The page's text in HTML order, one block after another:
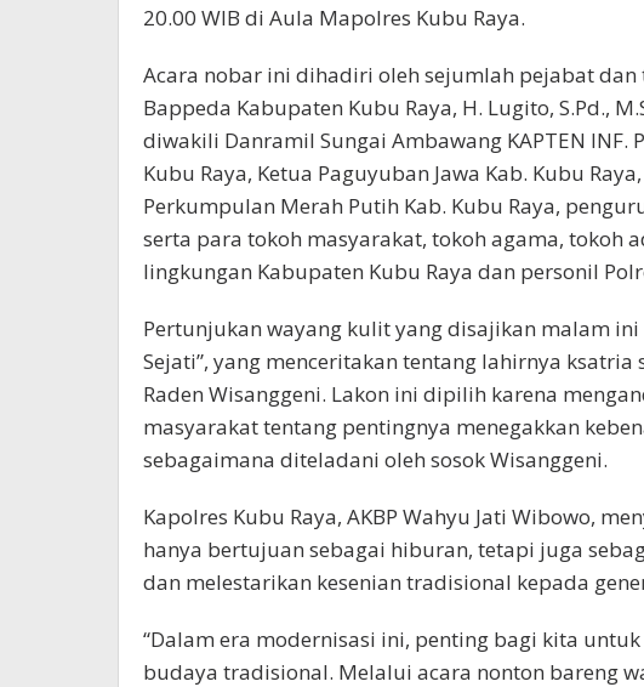
20.00 WIB di Aula Mapolres Kubu Raya.
Acara nobar ini dihadiri oleh sejumlah pejabat dan
Bappeda Kabupaten Kubu Raya, H. Lugito, S.Pd.,
diwakili Danramil Sungai Ambawang KAPTEN INF.
Kubu Raya, Ketua Paguyuban Jawa Kab. Kubu
Perkumpulan Merah Putih Kab. Kubu Raya,
serta para tokoh masyarakat, tokoh agama, tokoh
lingkungan Kabupaten Kubu Raya dan personil
Pertunjukan wayang kulit yang disajikan malam
Sejati”, yang menceritakan tentang lahirnya
Raden Wisanggeni. Lakon ini dipilih karena
masyarakat tentang pentingnya menegakkan
sebagaimana diteladani oleh sosok Wisanggeni.
Kapolres Kubu Raya, AKBP Wahyu Jati Wibowo,
hanya bertujuan sebagai hiburan, tetapi juga
dan melestarikan kesenian tradisional kepada
“Dalam era modernisasi ini, penting bagi kita
budaya tradisional. Melalui acara nonton bareng